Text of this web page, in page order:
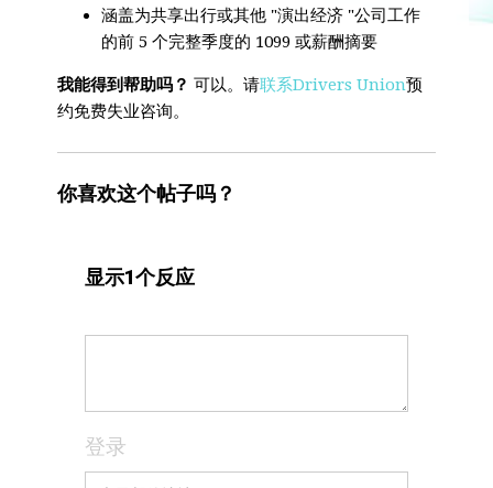
涵盖为共享出行或其他 "演出经济 "公司工作
的前 5 个完整季度的 1099 或薪酬摘要
我能得到帮助吗？可以。请联系Drivers Union预
约免费失业咨询。
你喜欢这个帖子吗？
显示1个反应
登录